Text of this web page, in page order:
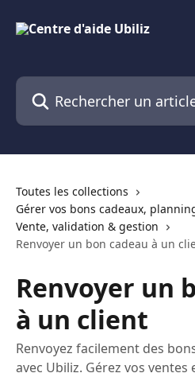
Rechercher un article...
Toutes les collections
Gérer vos bons cadeaux,
Vente, validation & gestion
Renvoyer un bon cadeau à un
Renvoyer un
à un client
Renvoyez facilement des
avec Ubiliz. Gérez vos